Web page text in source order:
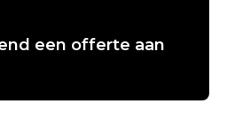
een offerte aan